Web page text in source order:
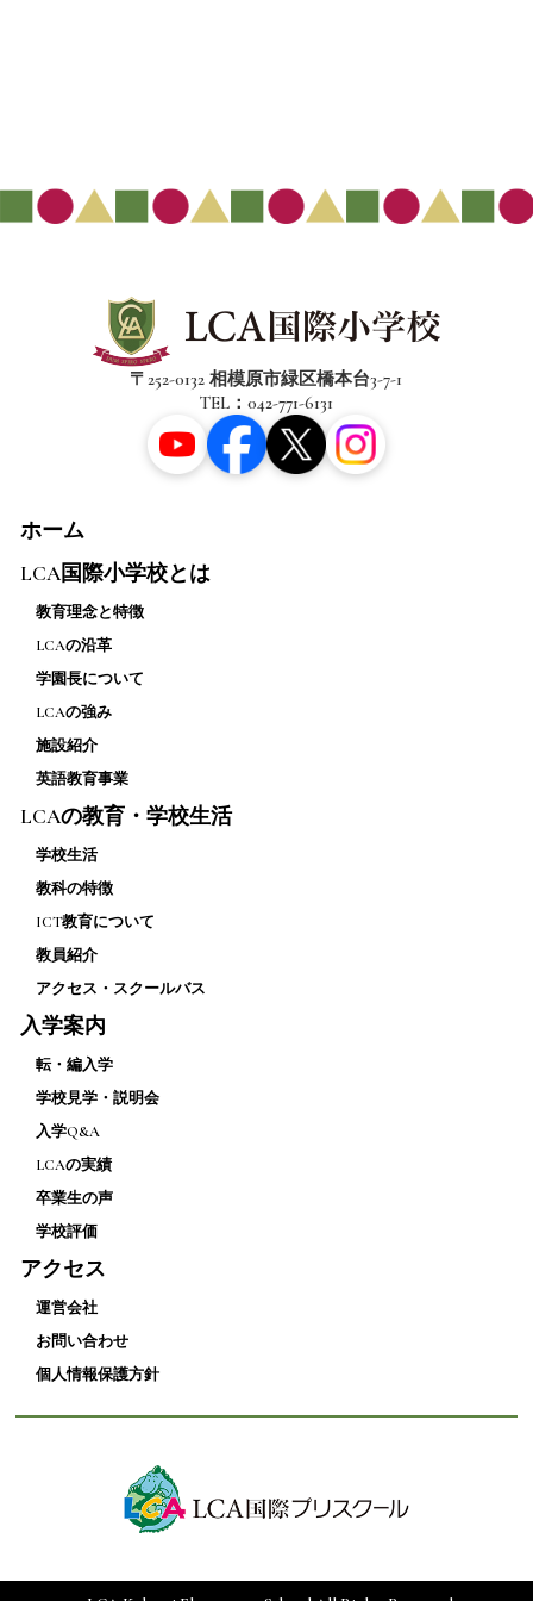
〒252-0132 相模原市緑区橋本台3-7-1
TEL：042-771-6131
ホーム
LCA国際小学校とは
教育理念と特徴
LCAの沿革
学園長について
LCAの強み
施設紹介
英語教育事業
LCAの教育・学校生活
学校生活
教科の特徴
ICT教育について
教員紹介
アクセス・スクールバス
入学案内
転・編入学
学校見学・説明会
入学Q&A
LCAの実績
卒業生の声
学校評価
アクセス
運営会社
お問い合わせ
個人情報保護方針